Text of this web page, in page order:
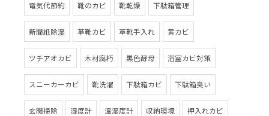
電気代節約 靴のカビ 靴乾燥 下駄箱管理
新聞紙除湿 革靴カビ 革靴手入れ 黄カビ
ツチアオカビ 木材腐朽 黒色酵母 浴室カビ対策
スニーカーカビ 靴洗濯 下駄箱カビ 下駄箱臭い
玄関掃除 湿度計 温湿度計 収納環境 押入れカビ